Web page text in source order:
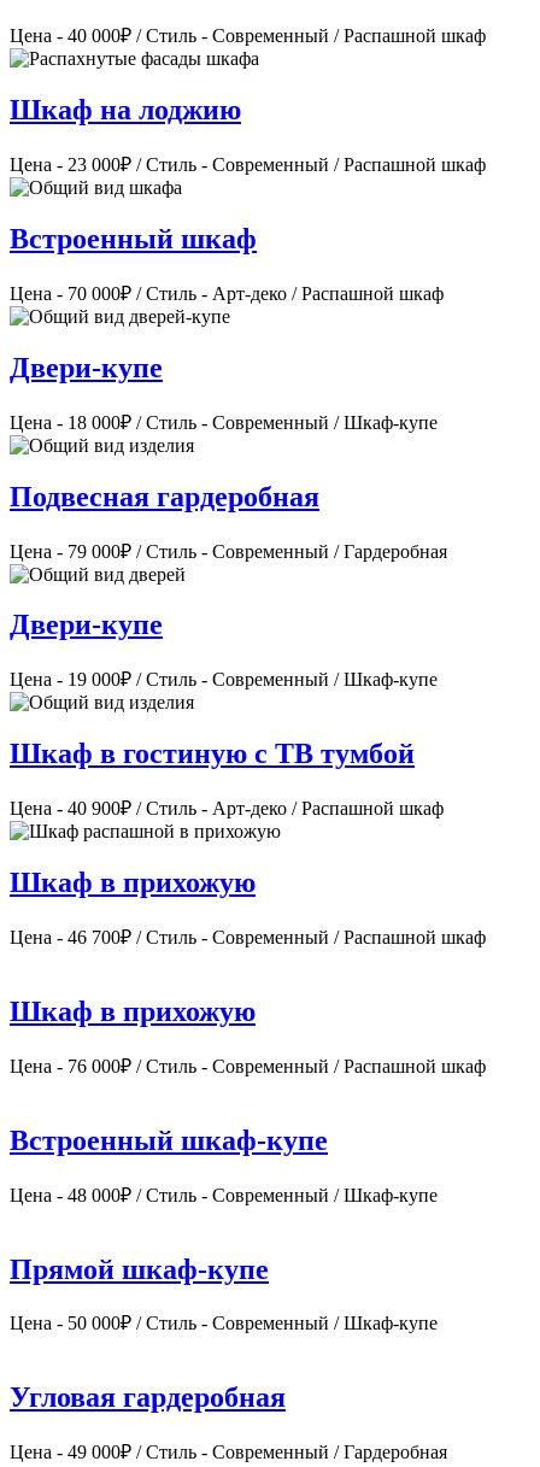
Цена - 40 000₽ / Стиль - Современный / Распашной шкаф
Шкаф на лоджию
Цена - 23 000₽ / Стиль - Современный / Распашной шкаф
Встроенный шкаф
Цена - 70 000₽ / Стиль - Арт-деко / Распашной шкаф
Двери-купе
Цена - 18 000₽ / Стиль - Современный / Шкаф-купе
Подвесная гардеробная
Цена - 79 000₽ / Стиль - Современный / Гардеробная
Двери-купе
Цена - 19 000₽ / Стиль - Современный / Шкаф-купе
Шкаф в гостиную с ТВ тумбой
Цена - 40 900₽ / Стиль - Арт-деко / Распашной шкаф
Шкаф в прихожую
Цена - 46 700₽ / Стиль - Современный / Распашной шкаф
Шкаф в прихожую
Цена - 76 000₽ / Стиль - Современный / Распашной шкаф
Встроенный шкаф-купе
Цена - 48 000₽ / Стиль - Современный / Шкаф-купе
Прямой шкаф-купе
Цена - 50 000₽ / Стиль - Современный / Шкаф-купе
Угловая гардеробная
Цена - 49 000₽ / Стиль - Современный / Гардеробная